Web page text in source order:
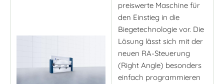
preiswerte Maschine für
den Einstieg in die
Biegetechnologie vor. Die
Lösung lässt sich mit der
neuen RA-Steuerung
(Right Angle) besonders
einfach programmieren